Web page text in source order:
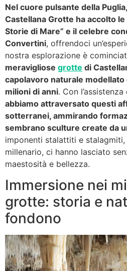
Nel cuore pulsante della
Castellana Grotte ha accolto
Storie di Mare” e il celebre
Convertini, offrendoci
nostra esplorazione è
meravigliose grotte di
capolavoro naturale
milioni di anni. Con
abbiamo attraversato questi
sotterranei, ammirando
sembrano sculture create da
imponenti stalattiti e
millenario, ci hanno lasciato
maestosità e bellezza.
Immersione nei
grotte: storia e
fondono